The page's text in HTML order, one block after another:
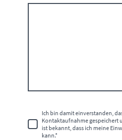
Ich bin damit einverstanden,
Kontaktaufnahme gespeichert
ist bekannt, dass ich meine
kann.*